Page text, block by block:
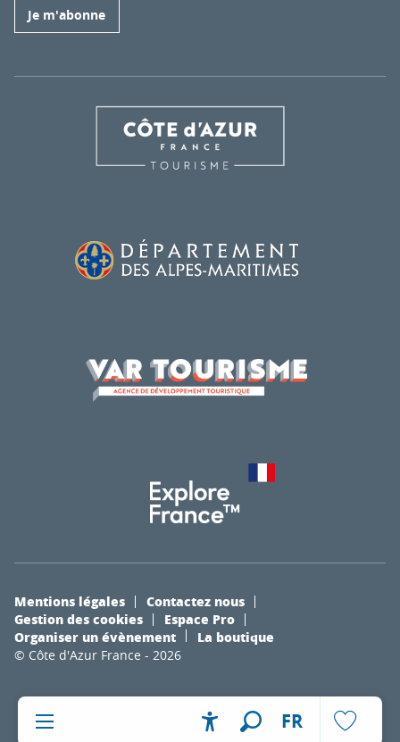
FR
Je m'abonne
© Côte d'Azur France - 2026
Mentions légales
Contactez nous
Gestion des cookies
Espace Pro
Organiser un évènement
La boutique